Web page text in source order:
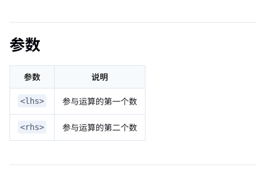
参数
参数 说明
<lhs> 参与运算的第一个数
<rhs> 参与运算的第二个数